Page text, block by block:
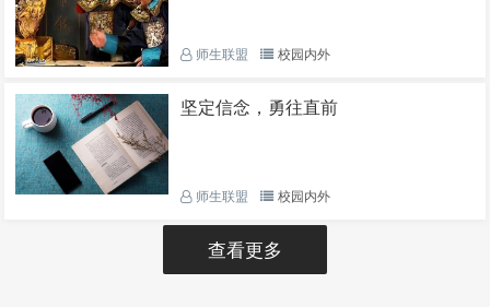
师生联盟 校园内外
坚定信念，勇往直前
师生联盟 校园内外
查看更多